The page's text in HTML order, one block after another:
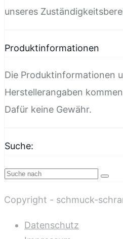
unseres
Produktinformationen
Die Produktinformationen
Herstellerangaben
Dafür keine Gewähr.
Suche:
Copyright - schmuck-
Datenschutz